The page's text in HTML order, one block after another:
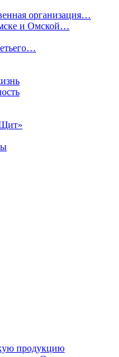
организация…
и Омской…
продукцию